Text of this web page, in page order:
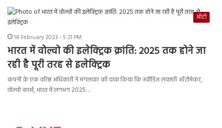
ऑटो
18 February 2023 - 5:21 PM
भारत में वोल्वो की इलेक्ट्रिक क्रांति: 2025 तक होने जा
रही है पूरी तरह से इलेक्ट्रिक
कंपनी के एक वरिष्ठ अधिकारी ने मंगलवार को दावा किया कि स्वीडिश लक्ज़री ऑटोमेकर,
वोल्वो कार्स, भारत में लगभग 2025…